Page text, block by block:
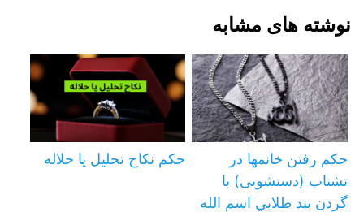
نوشته های مشابه
حکم رفتن خانمها در
تشناب (دستشویی) با
گردن بند طلايي اسم الله
حکم نکاح تحلیل یا حلاله